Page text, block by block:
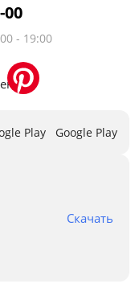
00
- 19:00
Google Play
Скачать